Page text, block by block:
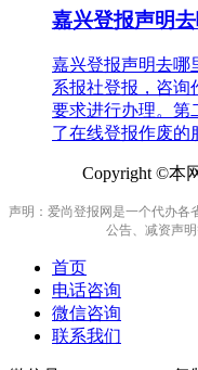
嘉兴登报声明
嘉兴登报声明去哪
系报社登报，咨询
要求进行办理。第
了在线登报作废的
Copyright ©本
声明：爱尚登报网是一个代办各
公告、减资声
首页
电话咨询
微信咨询
联系我们